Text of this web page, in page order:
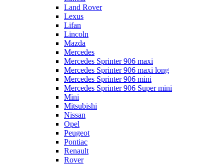
Land Rover
Lexus
Lifan
Lincoln
Mazda
Mercedes
Mercedes Sprinter 906 maxi
Mercedes Sprinter 906 maxi long
Mercedes Sprinter 906 mini
Mercedes Sprinter 906 Super mini
Mini
Mitsubishi
Nissan
Opel
Peugeot
Pontiac
Renault
Rover